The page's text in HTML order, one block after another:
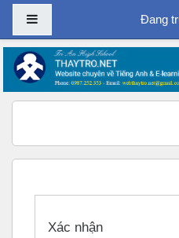
Chuyển tới nội dung chính
Bảng điều khiển cạnhĐang
Xác nhận